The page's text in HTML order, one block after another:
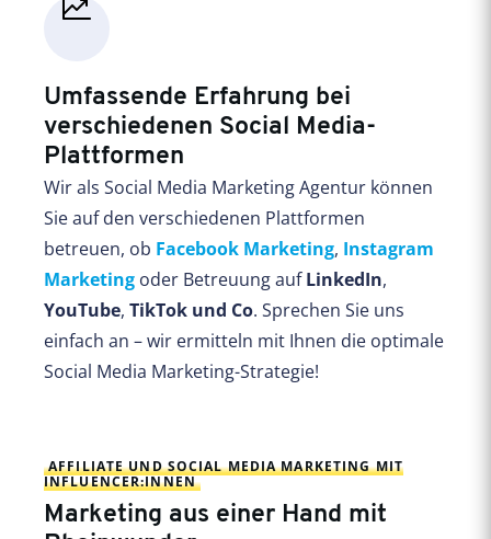
Umfassende Erfahrung bei
verschiedenen Social Media-
Plattformen
Wir als Social Media Marketing Agentur können
Sie auf den verschiedenen Plattformen
betreuen, ob Facebook Marketing, Instagram
Marketing oder Betreuung aufLinkedIn,
YouTube, TikTok und Co. Sprechen Sie uns
einfach an – wir ermitteln mit Ihnen die optimale
Social Media Marketing-Strategie!
AFFILIATE UND SOCIAL MEDIA MARKETING MIT
INFLUENCER:INNEN
Marketing aus einer Hand mit